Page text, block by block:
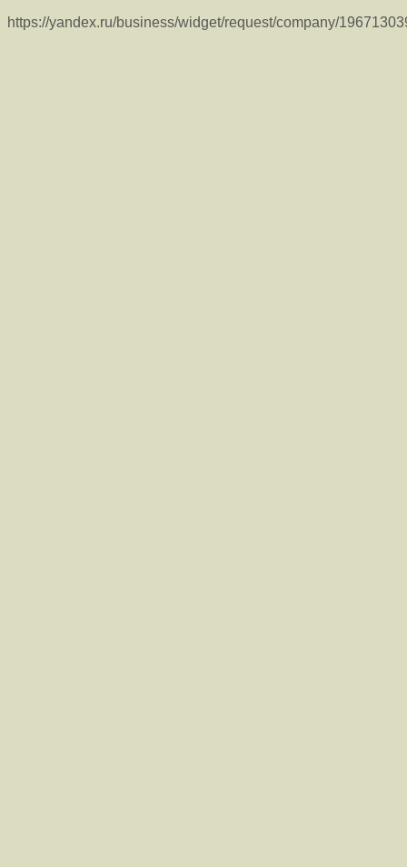
https://yandex.ru/business/widget/request/company/